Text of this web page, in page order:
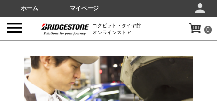
ホーム マイページ
コクピット・タイヤ館
オンラインストア
0